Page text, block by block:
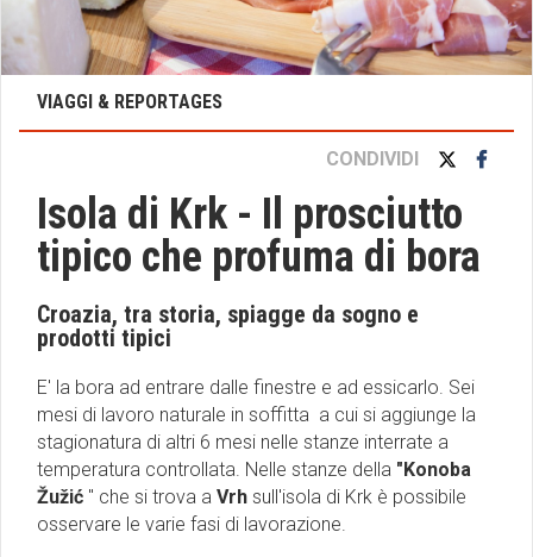
VIAGGI & REPORTAGES
CONDIVIDI
Isola di Krk - Il prosciutto
tipico che profuma di bora
Croazia, tra storia, spiagge da sogno e
prodotti tipici
E' la bora ad entrare dalle finestre e ad essicarlo. Sei
mesi di lavoro naturale in soffitta a cui si aggiunge la
stagionatura di altri 6 mesi nelle stanze interrate a
temperatura controllata. Nelle stanze della "Konoba
Žužić " che si trova a Vrh sull'isola di Krk è possibile
osservare le varie fasi di lavorazione.